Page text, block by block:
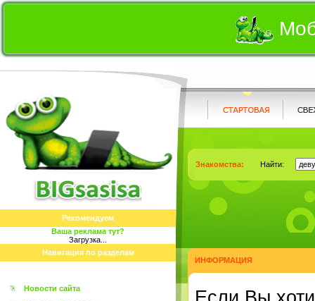
Рекомендуем
Ваша реклама тут?
Загрузка...
Навигация по разделам
Новости сайта
Знакомства: Найти:
ИНФОРМАЦИЯ